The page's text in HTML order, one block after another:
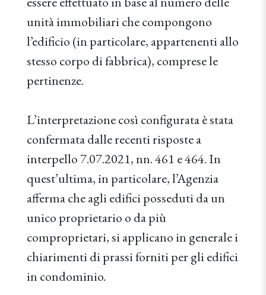
unità immobiliari che compongono
l’edificio (in particolare, appartenenti allo
stesso corpo di fabbrica), comprese le
pertinenze.
L’interpretazione così configurata è stata
confermata dalle recenti risposte a
interpello 7.07.2021, nn. 461 e 464. In
quest’ultima, in particolare, l’Agenzia
afferma che agli edifici posseduti da un
unico proprietario o da più
comproprietari, si applicano in generale i
chiarimenti di prassi forniti per gli edifici
in condominio.